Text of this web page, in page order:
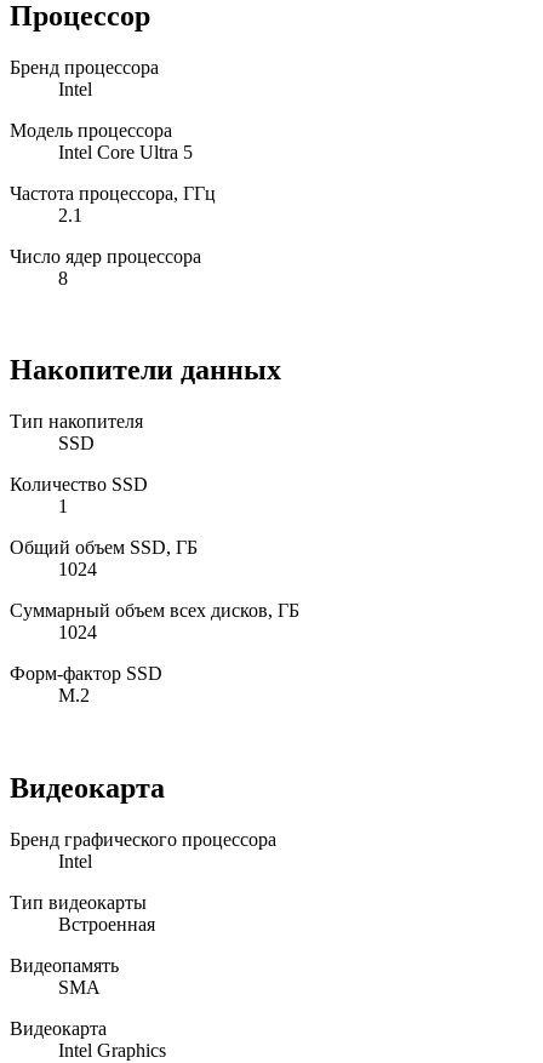
Процессор
Бренд процессора
Intel
Модель процессора
Intel Core Ultra 5
Частота процессора, ГГц
2.1
Число ядер процессора
8
Накопители данных
Тип накопителя
SSD
Количество SSD
1
Общий объем SSD, ГБ
1024
Суммарный объем всех дисков, ГБ
1024
Форм-фактор SSD
M.2
Видеокарта
Бренд графического процессора
Intel
Тип видеокарты
Встроенная
Видеопамять
SMA
Видеокарта
Intel Graphics